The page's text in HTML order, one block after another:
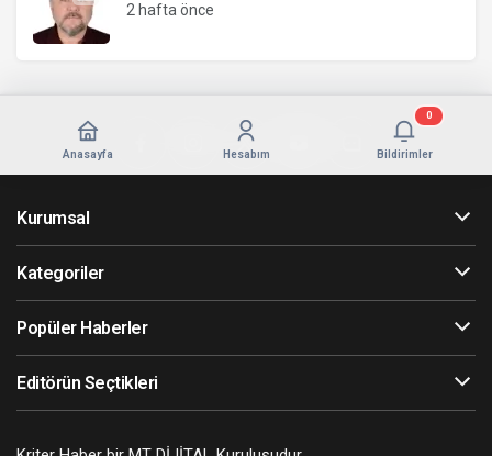
2 hafta önce
Anasayfa Hesabım Bildirimler
0
Kurumsal
Kategoriler
Popüler Haberler
Editörün Seçtikleri